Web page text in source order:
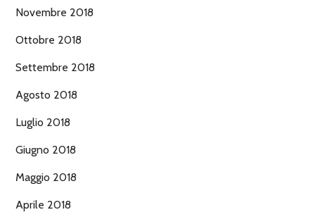
Novembre 2018
Ottobre 2018
Settembre 2018
Agosto 2018
Luglio 2018
Giugno 2018
Maggio 2018
Aprile 2018